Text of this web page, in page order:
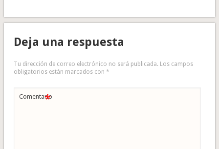
Deja una respuesta
Tu dirección de correo electrónico no será publicada. Los campos
obligatorios están marcados con *
Comentario
*